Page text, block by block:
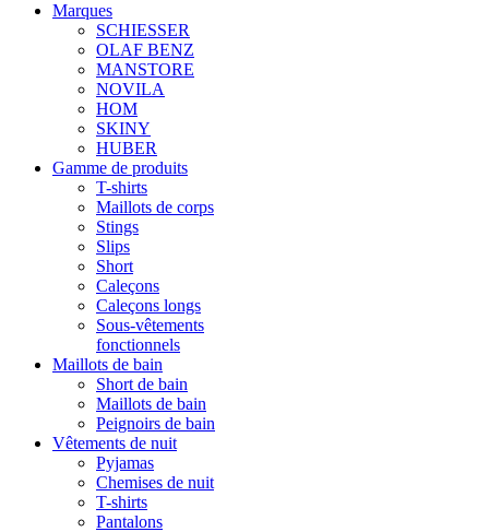
Marques
SCHIESSER
OLAF BENZ
MANSTORE
NOVILA
HOM
SKINY
HUBER
Gamme de produits
T-shirts
Maillots de corps
Stings
Slips
Short
Caleçons
Caleçons longs
Sous-vêtements
fonctionnels
Maillots de bain
Short de bain
Maillots de bain
Peignoirs de bain
Vêtements de nuit
Pyjamas
Chemises de nuit
T-shirts
Pantalons